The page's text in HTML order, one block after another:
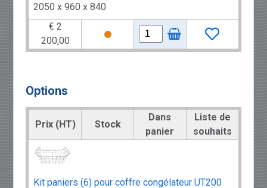
2050 x 960 x 840
€ 2
200,00
Options
Prix (HT) Stock
Dans
panier
Liste de
souhaits
Kit paniers (6) pour coffre congélateur UT200